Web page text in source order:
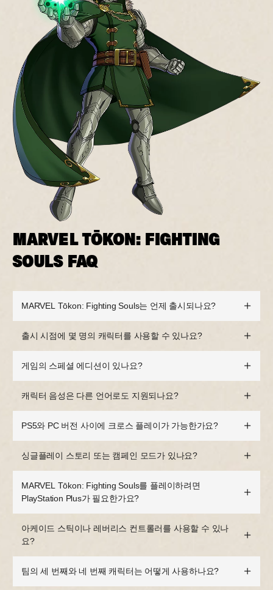
MARVEL TŌKON: FIGHTING
SOULS FAQ
MARVEL Tōkon: Fighting Souls는 언제 출시되나요?
출시 시점에 몇 명의 캐릭터를 사용할 수 있나요?
게임의 스페셜 에디션이 있나요?
캐릭터 음성은 다른 언어로도 지원되나요?
PS5와 PC 버전 사이에 크로스 플레이가 가능한가요?
싱글플레이 스토리 또는 캠페인 모드가 있나요?
MARVEL Tōkon: Fighting Souls를 플레이하려면
PlayStation Plus가 필요한가요?
아케이드 스틱이나 레버리스 컨트롤러를 사용할 수 있나
요?
팀의 세 번째와 네 번째 캐릭터는 어떻게 사용하나요?